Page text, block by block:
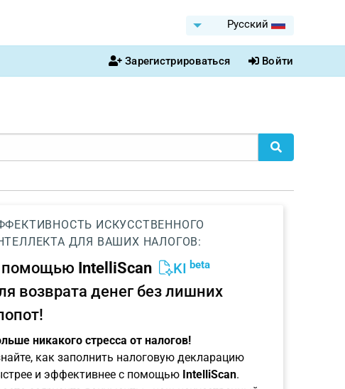
Pусский
Зарегистрироваться Войти
ИСКУССТВЕННОГО
ДЛЯ ВАШИХ НАЛОГОВ:
помощью IntelliScan KI beta
возврата денег без лишних
никакого стресса от налогов!
как заполнить налоговую декларацию
и эффективнее с помощью IntelliScan.